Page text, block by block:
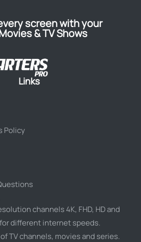
screen with your
& TV Shows
Links
Policy
channels 4K, FHD, HD and
for different internet speeds.
TV channels, movies and series.